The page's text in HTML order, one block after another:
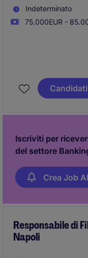
Indeterminato
75.000EUR -
ricerchiamo un/a
inserire presso
guidare la filiale,
coordinare il team.
Candidati
Iscriviti per
del settore
Crea Job
Responsabile di
Napoli